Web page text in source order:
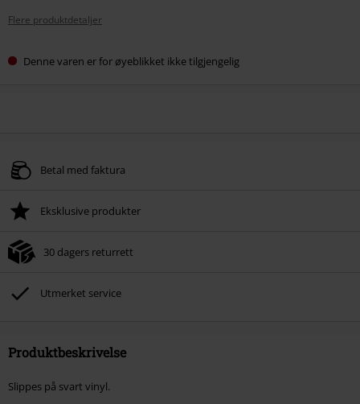
Flere produktdetaljer
Denne varen er for øyeblikket ikke tilgjengelig
Betal med faktura
Eksklusive produkter
30 dagers returrett
Utmerket service
Produktbeskrivelse
Slippes på svart vinyl.